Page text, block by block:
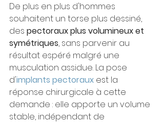
De plus en plus d'hommes
souhaitent un torse plus dessiné,
des pectoraux plus volumineux et
symétriques, sans parvenir au
résultat espéré malgré une
musculation assidue. La pose
d'implants pectoraux est la
réponse chirurgicale à cette
demande : elle apporte un volume
stable, indépendant de